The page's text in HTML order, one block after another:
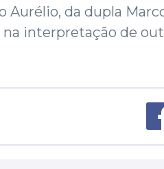
Aurélio, da dupla
na interpretação de